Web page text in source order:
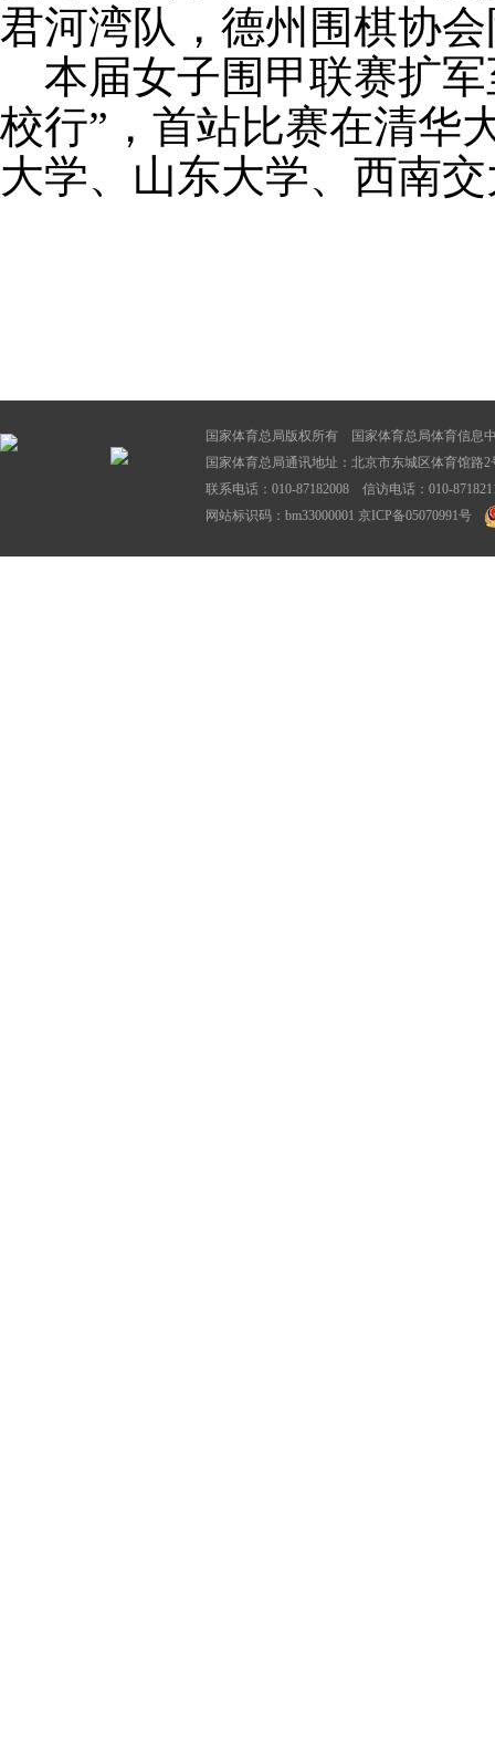
君河湾队，德州围棋协
本届女子围甲联赛扩军
校行”，首站比赛在清华
大学、山东大学、西南
国家体育总局版权所有 国家体育总局体育信息
国家体育总局通讯地址：北京市东城区体育馆
联系电话：010-87182008 信访电话：010-
网站标识码：bm33000001 京ICP备05070991号